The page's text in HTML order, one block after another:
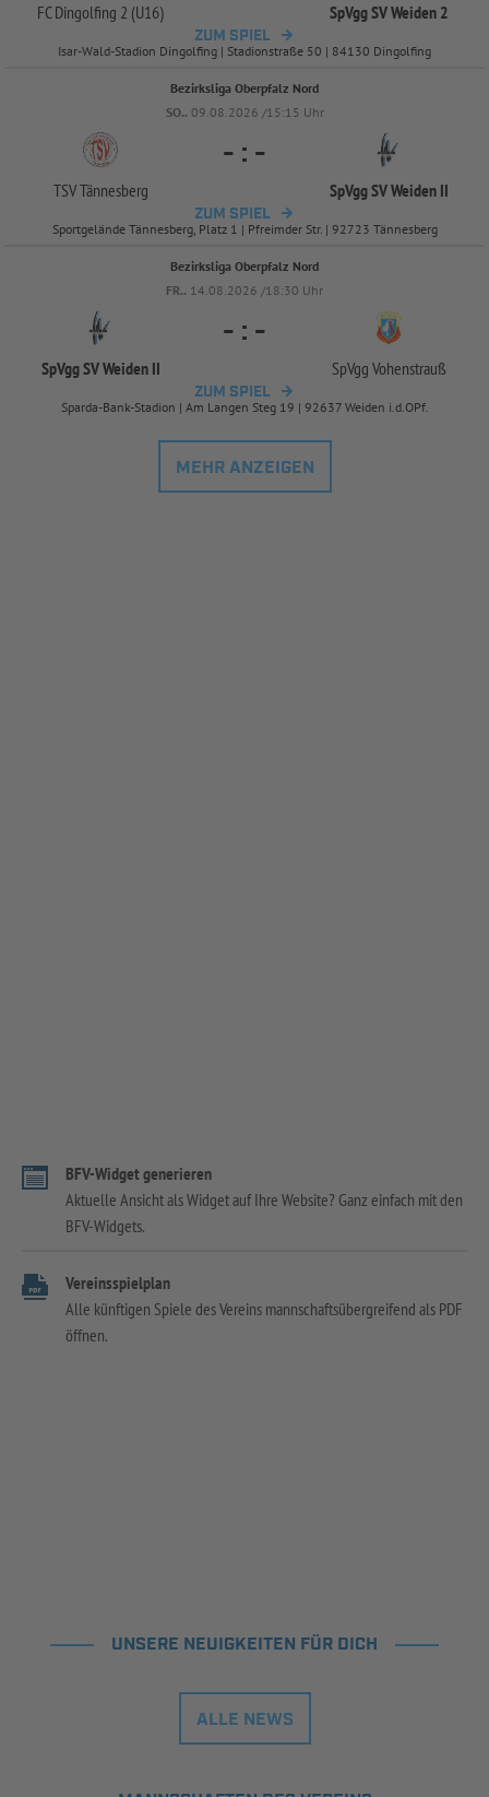
FC Dingolfing 2 (U16) SpVgg SV Weiden 2
ZUM SPIEL
Isar-Wald-Stadion Dingolfing | Stadionstraße 50 | 84130 Dingolfing
Bezirksliga Oberpfalz Nord
SO.. 09.08.2026 /15:15 Uhr
TSV Tännesberg
- : -
SpVgg SV Weiden II
ZUM SPIEL
Sportgelände Tännesberg, Platz 1 | Pfreimder Str. | 92723 Tännesberg
Bezirksliga Oberpfalz Nord
FR.. 14.08.2026 /18:30 Uhr
SpVgg SV Weiden II
- : -
SpVgg Vohenstrauß
ZUM SPIEL
Sparda-Bank-Stadion | Am Langen Steg 19 | 92637 Weiden i.d.OPf.
MEHR ANZEIGEN
BFV-Widget generieren
Aktuelle Ansicht als Widget auf Ihre Website? Ganz einfach mit den
BFV-Widgets.
Vereinsspielplan
Alle künftigen Spiele des Vereins mannschaftsübergreifend als PDF
öffnen.
UNSERE NEUIGKEITEN FÜR DICH
ALLE NEWS